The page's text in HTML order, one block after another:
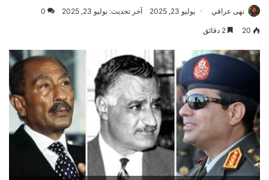
نهى عراقي يوليو 23, 2025 آخر تحديث: يوليو 23, 2025 0
20